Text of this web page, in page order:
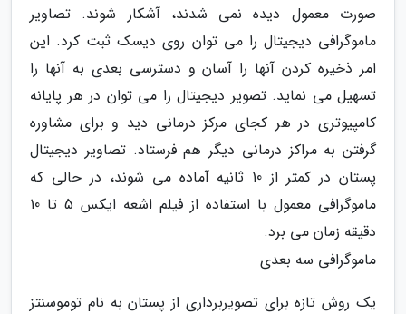
صورت معمول دیده نمی شدند، آشکار شوند. تصاویر
ماموگرافی دیجیتال را می توان روی دیسک ثبت کرد. این
امر ذخیره کردن آنها را آسان و دسترسی بعدی به آنها را
تسهیل می نماید. تصویر دیجیتال را می توان در هر پایانه
کامپیوتری در هر کجای مرکز درمانی دید و برای مشاوره
گرفتن به مراکز درمانی دیگر هم فرستاد. تصاویر دیجیتال
پستان در کمتر از 10 ثانیه آماده می شوند، در حالی که
ماموگرافی معمول با استفاده از فیلم اشعه ایکس 5 تا 10
دقیقه زمان می برد.
ماموگرافی سه بعدی
یک روش تازه برای تصویربرداری از پستان به نام توموسنتز